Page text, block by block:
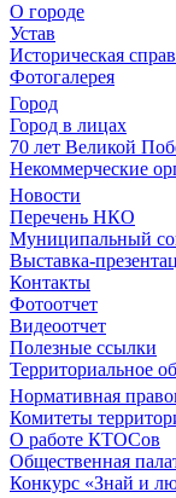
О городе
Устав
Историческая
Фотогалерея
Город
Город в лицах
70 лет Великой
Некоммерческие
Новости
Перечень НКО
Муниципальный
Выставка-
Контакты
Фотоотчет
Видеоотчет
Полезные ссылки
Территориальное
Нормативная
Комитеты
О работе КТОСов
Общественная
Конкурс «Знай и